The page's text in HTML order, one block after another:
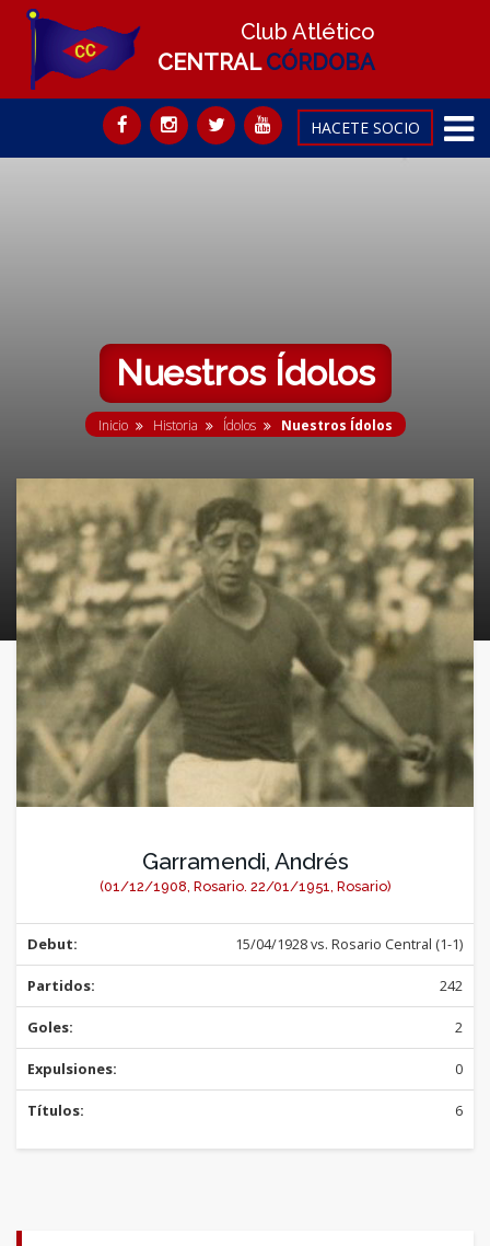
Club Atlético
CENTRALCÓRDOBA
HACETE SOCIO
Nuestros Ídolos
Inicio Historia Ídolos Nuestros Ídolos
Garramendi, Andrés
(01/12/1908, Rosario. 22/01/1951, Rosario)
Debut: 15/04/1928 vs. Rosario Central (1-1)
Partidos: 242
Goles: 2
Expulsiones: 0
Títulos: 6